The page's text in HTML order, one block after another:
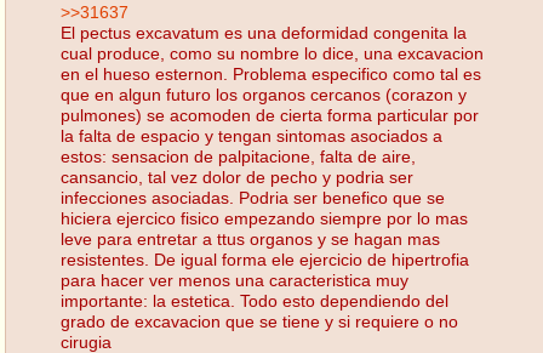
>>31637
El pectus excavatum es una deformidad congenita la
cual produce, como su nombre lo dice, una excavacion
en el hueso esternon. Problema especifico como tal es
que en algun futuro los organos cercanos (corazon y
pulmones) se acomoden de cierta forma particular por
la falta de espacio y tengan sintomas asociados a
estos: sensacion de palpitacione, falta de aire,
cansancio, tal vez dolor de pecho y podria ser
infecciones asociadas. Podria ser benefico que se
hiciera ejercico fisico empezando siempre por lo mas
leve para entretar a ttus organos y se hagan mas
resistentes. De igual forma ele ejercicio de hipertrofia
para hacer ver menos una caracteristica muy
importante: la estetica. Todo esto dependiendo del
grado de excavacion que se tiene y si requiere o no
cirugia